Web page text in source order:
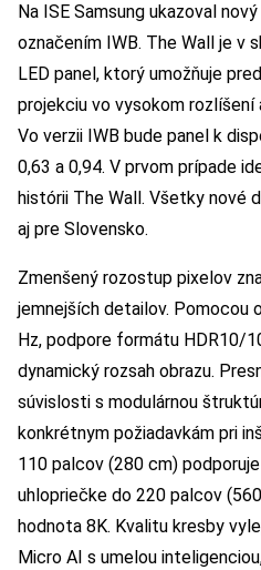
Na ISE Samsung ukazoval
označením IWB. The Wall je v
LED panel, ktorý umožňuje
projekciu vo vysokom rozlíšení
Vo verzii IWB bude panel k
0,63 a 0,94. V prvom prípade
histórii The Wall. Všetky nové
aj pre Slovensko.
Zmenšený rozostup pixelov
jemnejších detailov. Pomocou
Hz, podpore formátu HDR10/
dynamický rozsah obrazu.
súvislosti s modulárnou
konkrétnym požiadavkám pri
110 palcov (280 cm)
uhlopriečke do 220 palcov
hodnota 8K. Kvalitu kresby
Micro AI s umelou